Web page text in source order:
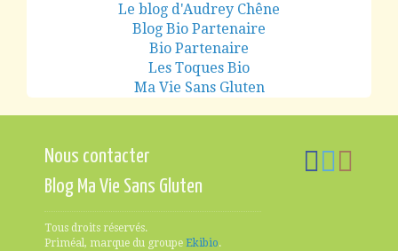
Le blog d'Audrey Chêne
Blog Bio Partenaire
Bio Partenaire
Les Toques Bio
Ma Vie Sans Gluten
Nous contacter
Blog Ma Vie Sans Gluten
Tous droits réservés.
Priméal, marque du groupe Ekibio.